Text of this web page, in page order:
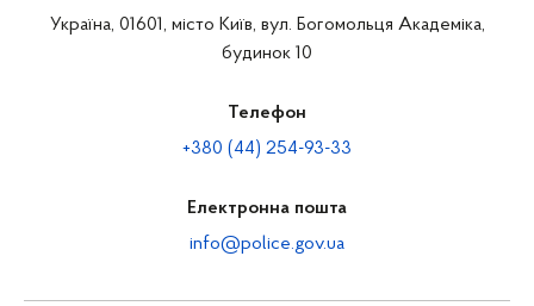
Україна, 01601, місто Київ, вул. Богомольця Академіка,
будинок 10
Телефон
+380 (44) 254-93-33
Електронна пошта
info@police.gov.ua